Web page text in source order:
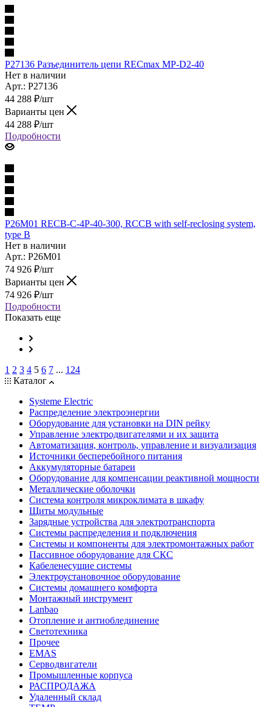
P27136 Разъединитель цепи RECmax MP-D2-40
Нет в наличии
Арт.: P27136
44 288 ₽/шт
Варианты цен
44 288 ₽/шт
Подробности
P26M01 RECB-C-4P-40-300, RCCB with self-reclosing system,
type B
Нет в наличии
Арт.: P26M01
74 926 ₽/шт
Варианты цен
74 926 ₽/шт
Подробности
Показать еще
1 2 3 4 5 6 7 ... 124
Каталог
Systeme Electric
Распределение электроэнергии
Оборудование для установки на DIN рейку
Управление электродвигателями и их защита
Автоматизация, контроль, управление и визуализация
Источники бесперебойного питания
Аккумуляторные батареи
Оборудование для компенсации реактивной мощности
Металлические оболочки
Система контроля микроклимата в шкафу
Щиты модульные
Зарядные устройства для электротранспорта
Системы распределения и подключения
Системы и компоненты для электромонтажных работ
Пассивное оборудование для СКС
Кабеленесущие системы
Электроустановочное оборудование
Системы домашнего комфорта
Монтажный инструмент
Lanbao
Отопление и антиоблединение
Светотехника
Прочее
EMAS
Cерводвигатели
Промышленные корпуса
РАСПРОДАЖА
Удаленный склад